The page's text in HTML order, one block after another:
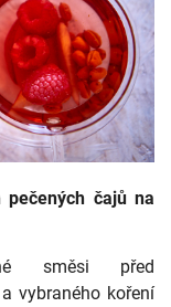
čajů na
směsi před
vybraného koření